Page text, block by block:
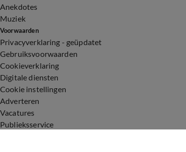
Anekdotes
Muziek
Voorwaarden
Privacyverklaring - geüpdatet
Gebruiksvoorwaarden
Cookieverklaring
Digitale diensten
Cookie instellingen
Adverteren
Vacatures
Publieksservice